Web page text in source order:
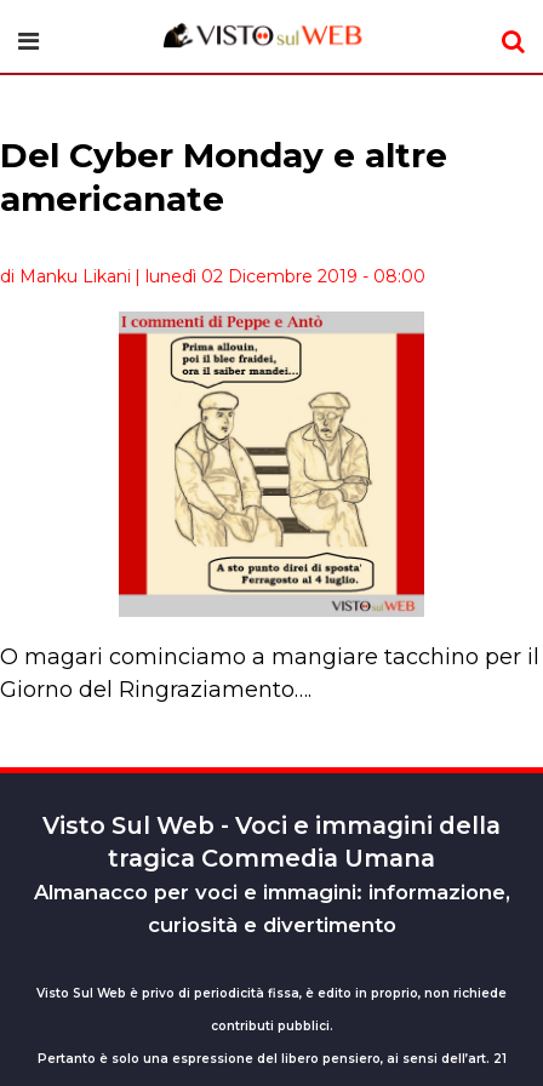
Del Cyber Monday e altre
americanate
di Manku Likani | lunedì 02 Dicembre 2019 - 08:00
O magari cominciamo a mangiare tacchino per il
Giorno del Ringraziamento….
Visto Sul Web - Voci e immagini della
tragica Commedia Umana
Almanacco per voci e immagini: informazione,
curiosità e divertimento
Visto Sul Web è privo di periodicità fissa, è edito in proprio, non richiede
contributi pubblici.
Pertanto è solo una espressione del libero pensiero, ai sensi dell’art. 21